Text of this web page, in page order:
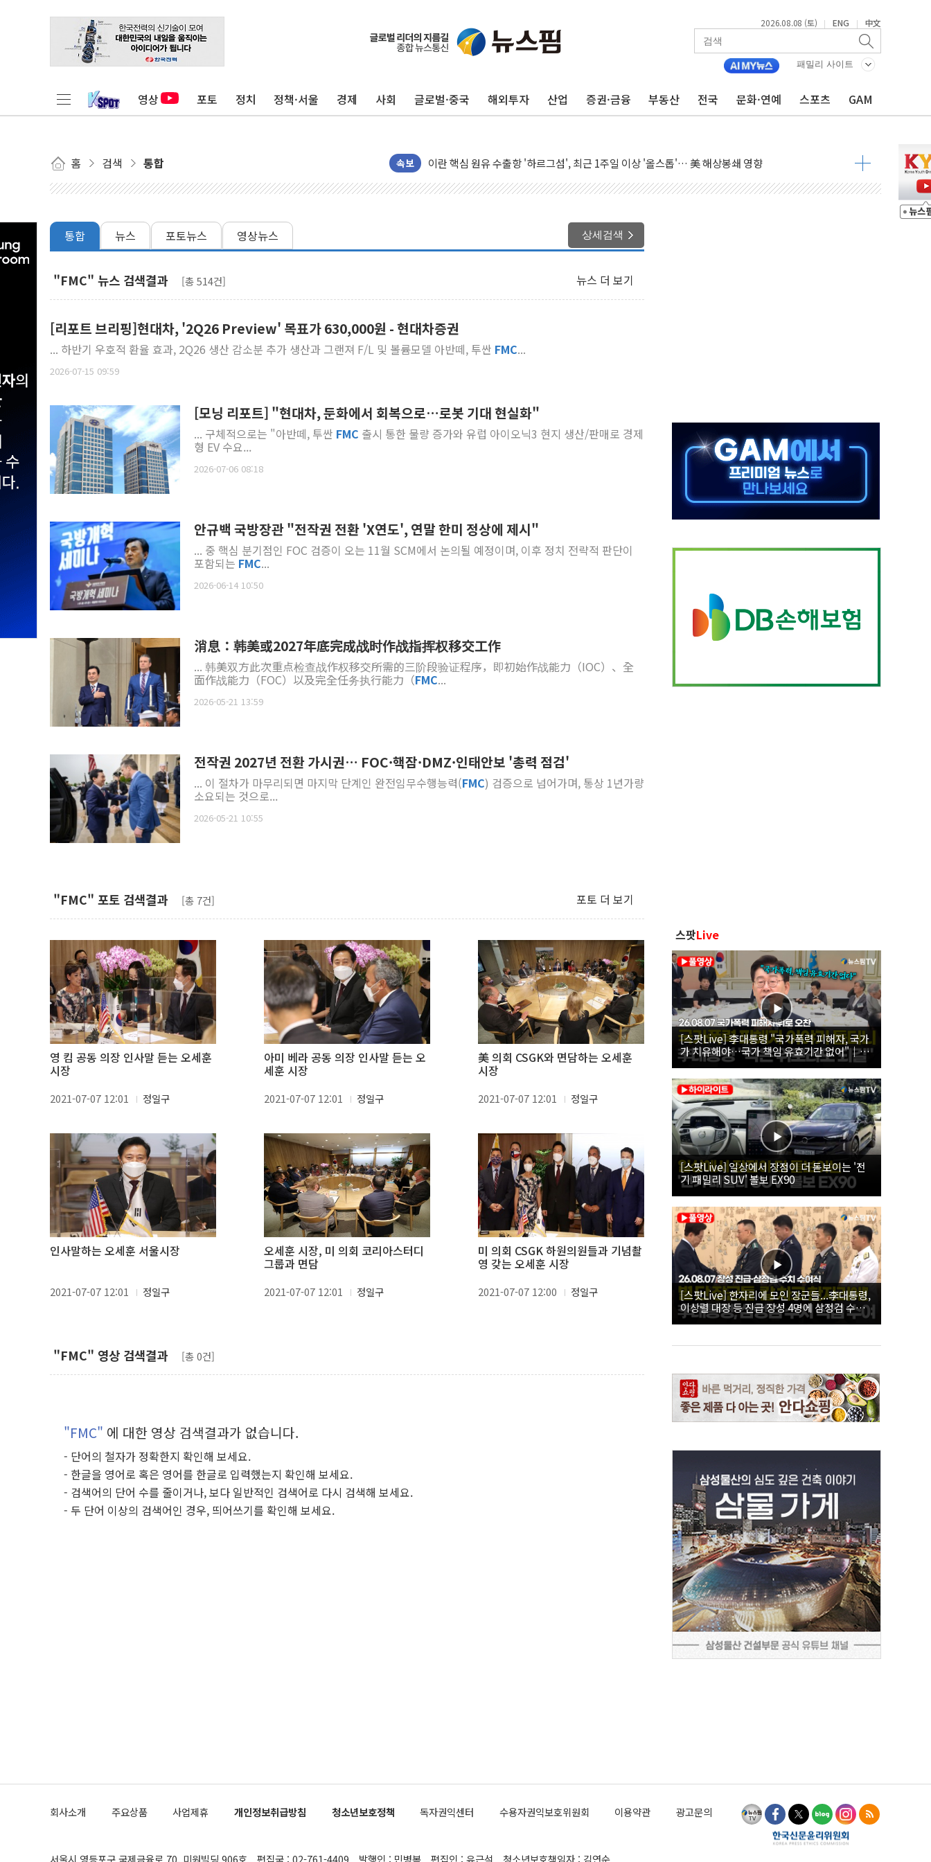
2026.08.08 (토) | ENG | 中文
패밀리 사이트
영상 포토 정치 정책·서울 경제 사회 글로벌·중국 해외투자 산업 증권·금융 부동산 전국 문화·연예 스포츠 GAM
홈 검색 통합 속보
[종합] 이슬람 수니파 3국, '공동방위협정' 체결… 이스라엘·이란 위협에 맞설 자체 억지력 강화
트럼프, 백신·자폐증 행정명령 검토…"이르면 다음 주"
이란 핵심 원유 수출항 '하르그섬', 최근 1주일 이상 '올스톱'… 美 해상봉쇄 영향
美 고용 쇼크에 엔화 장중 급등…시장은 "또 개입했나" 촉각
뉴욕증시 프리뷰, 美 고용 쇼크에 금리 인상 우려 후퇴…나스닥 선물 1%대 상승
[종합] 美 7월 고용 2만3000명 감소 '쇼크'…9월 금리 인상 기대 후퇴
뉴욕증시 개장 전 특징주...아틀라시안·클라우드플레어·태양광주↑ VS 트레이드데스크·웬디스↓
트럼프 "금리 내려야"…파월 때와 달리 워시엔 톤 낮춰
특정 정치인 측근 포항시 정책특보 내정설...포항시 '시끌'
트럼프, 中 겨냥 폴리실리콘 관세 15% 부과…美 태양광주 급등
[사진] 빈살만과 에르도안의 만남
이란와이어 "이란 최고지도자 위독…곧 사망해도 놀랍지 않아"
남동발전, 해남군에 국내 최대 규모 400MW 태양광 착공…여의도 1.6배 규모
[인도증시] 중동 불안 속 유가 상승에 소폭 하락...금융주 낙폭 커
통합 뉴스 포토뉴스 영상뉴스 상세검색
"FMC" 뉴스 검색결과 [총 514건] 뉴스 더 보기
[리포트 브리핑]현대차, '2Q26 Preview' 목표가 630,000원 - 현대차증권
... 하반기 우호적 환율 효과, 2Q26 생산 감소분 추가 생산과 그랜져 F/L 및 볼륨모델 아반떼, 투싼 FMC...
2026-07-15 09:59
[모닝 리포트] "현대차, 둔화에서 회복으로…로봇 기대 현실화"
... 구체적으로는 "아반떼, 투싼 FMC 출시 통한 물량 증가와 유럽 아이오닉3 현지 생산/판매로 경제
형 EV 수요...
2026-07-06 08:18
안규백 국방장관 "전작권 전환 'X연도', 연말 한미 정상에 제시"
... 중 핵심 분기점인 FOC 검증이 오는 11월 SCM에서 논의될 예정이며, 이후 정치 전략적 판단이
포함되는 FMC...
2026-06-14 10:50
消息：韩美或2027年底完成战时作战指挥权移交工作
... 韩美双方此次重点检查战作权移交所需的三阶段验证程序，即初始作战能力（IOC）、全
面作战能力（FOC）以及完全任务执行能力（FMC...
2026-05-21 13:59
전작권 2027년 전환 가시권… FOC·핵잠·DMZ·인태안보 '총력 점검'
... 이 절차가 마무리되면 마지막 단계인 완전임무수행능력(FMC) 검증으로 넘어가며, 통상 1년가량
소요되는 것으로...
2026-05-21 10:55
"FMC" 포토 검색결과 [총 7건] 포토 더 보기
영 킴 공동 의장 인사말 듣는 오세훈
시장
2021-07-07 12:01 정일구
아미 베라 공동 의장 인사말 듣는 오
세훈 시장
2021-07-07 12:01 정일구
美 의회 CSGK와 면담하는 오세훈
시장
2021-07-07 12:01 정일구
인사말하는 오세훈 서울시장
2021-07-07 12:01 정일구
오세훈 시장, 미 의회 코리아스터디
그룹과 면담
2021-07-07 12:01 정일구
미 의회 CSGK 하원의원들과 기념촬
영 갖는 오세훈 시장
2021-07-07 12:00 정일구
"FMC" 영상 검색결과 [총 0건]
"FMC" 에 대한 영상 검색결과가 없습니다.
- 단어의 철자가 정확한지 확인해 보세요.
- 한글을 영어로 혹은 영어를 한글로 입력했는지 확인해 보세요.
- 검색어의 단어 수를 줄이거나, 보다 일반적인 검색어로 다시 검색해 보세요.
- 두 단어 이상의 검색어인 경우, 띄어쓰기를 확인해 보세요.
스팟Live
[스팟Live] 李대통령 "국가폭력 피해자, 국가
가 치유해야…국가 책임 유효기간 없어"｜
26.08.07 국가폭력 피해자 위로 오찬
[스팟Live] 일상에서 장점이 더 돋보이는 '전
기 패밀리 SUV' 볼보 EX90
[스팟Live] 한자리에 모인 장군들...李대통령,
이상렬 대장 등 진급 장성 4명에 삼정검 수치
직접 수여｜26.08.07 장성 진급·삼정검 수치
회사소개 주요상품 사업제휴 개인정보취급방침 청소년보호정책 독자권익센터 수용자권익보호위원회 이용약관 광고문의
서울시 영등포구 국제금융로 70, 미원빌딩 906호 편집국 : 02-761-4409 발행인 : 민병복 편집인 : 유근석 청소년보호책임자 : 김연순